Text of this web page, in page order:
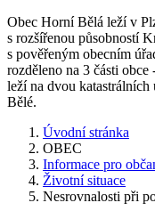
Obec Horní Bělá leží v
s rozšířenou působností
s pověřeným obecním
rozděleno na 3 části
leží na dvou
Bělé.
Úvodní stránka
OBEC
Informace pro
Životní situace
Nesrovnalosti při